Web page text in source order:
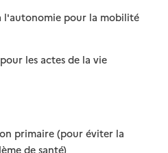
l'autonomie pour la mobilité
les actes de la vie
primaire (pour éviter la
de santé): disponible
: non disponible